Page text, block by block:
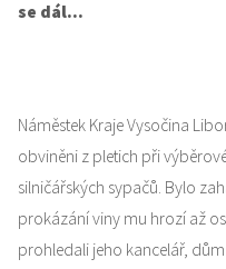
se dál...
Náměstek Kraje Vysočina
obviněni z pletich při
silničářských sypačů. Bylo
prokázání viny mu hrozí až
prohledali jeho kancelář,